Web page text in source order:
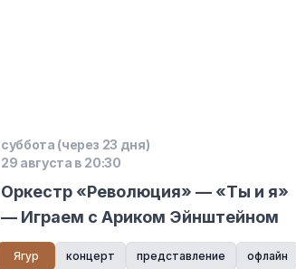
суббота (через 23 дня)
29 августа в 20:30
Оркестр «Революция» — «Ты и я»
— Играем с Ариком Эйнштейном
Ягур концерт представление офлайн